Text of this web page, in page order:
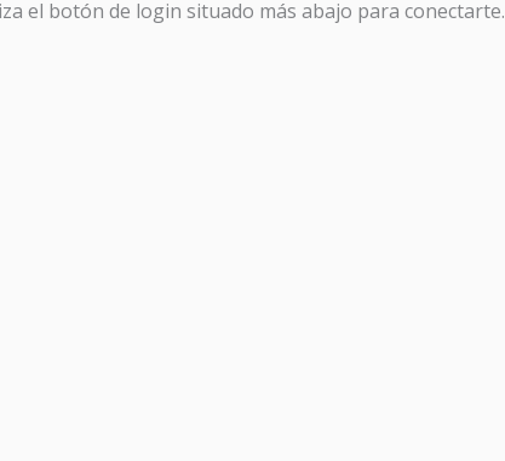
el botón de login situado más abajo para conectarte.